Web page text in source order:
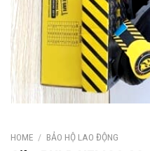
HOME / BẢO HỘ LAO ĐỘNG